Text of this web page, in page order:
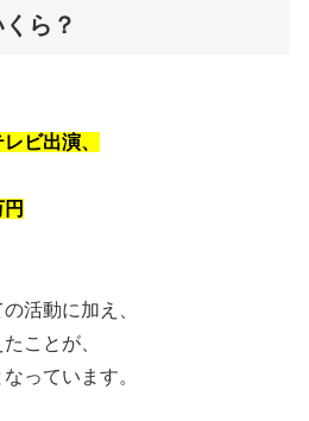
ら？
ビ出演、
活動に加え、
ことが、
っています。